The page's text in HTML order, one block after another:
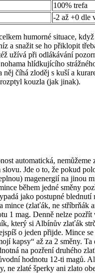
100% trefa
-2 až +0 dle
humorné situace,
a snažit se ho přiklopit
užívá při odlákávání
hlídkujícího
něj číhá zloděj s kuší a
kouzla (jak jinak).
automatická, nemůžeme
slovu. Jde o to, že pokud
magenergií na jinou
během jedné směny
jako postupné blednutí
mince (zlaťák, ne stříbrňák
1 mag. Denně nelze pozřít
který si Albínův zlaťák
o jeden přijde. Mince
kapsy“ až za 2 směny. Ta
na pozření druhého
hodnotu 12-ti magů.
ne zlaté šperky ani zlato